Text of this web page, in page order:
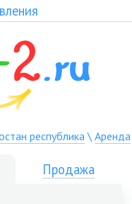
республика\ Аренда
Продажа